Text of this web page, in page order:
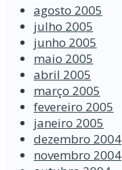
agosto 2005
julho 2005
junho 2005
maio 2005
abril 2005
março 2005
fevereiro 2005
janeiro 2005
dezembro 2004
novembro 2004